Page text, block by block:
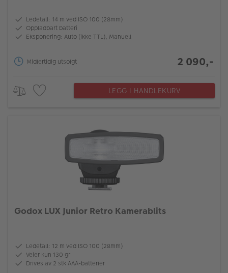
Ledetall: 14 m ved ISO 100 (28mm)
Oppladbart batteri
Eksponering: Auto (ikke TTL), Manuell
Midlertidig utsolgt 2 090,-
LEGG I HANDLEKURV
Godox LUX Junior Retro Kamerablits
Ledetall: 12 m ved ISO 100 (28mm)
Veier kun 130 gr
Drives av 2 stk AAA-batterier